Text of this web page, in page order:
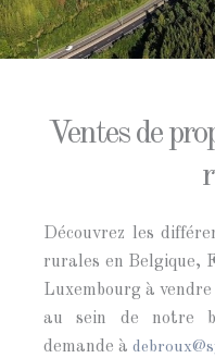
Ventes de
Découvrez les
rurales en Belgique,
Luxembourg à vendre
au sein de notre
demande à